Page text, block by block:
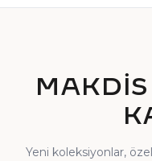
Yeni koleksiyonlar,